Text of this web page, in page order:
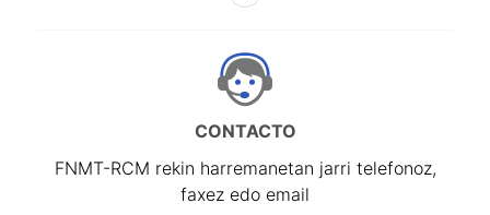
CONTACTO
FNMT-RCM rekin harremanetan jarri telefonoz,
faxez edo email